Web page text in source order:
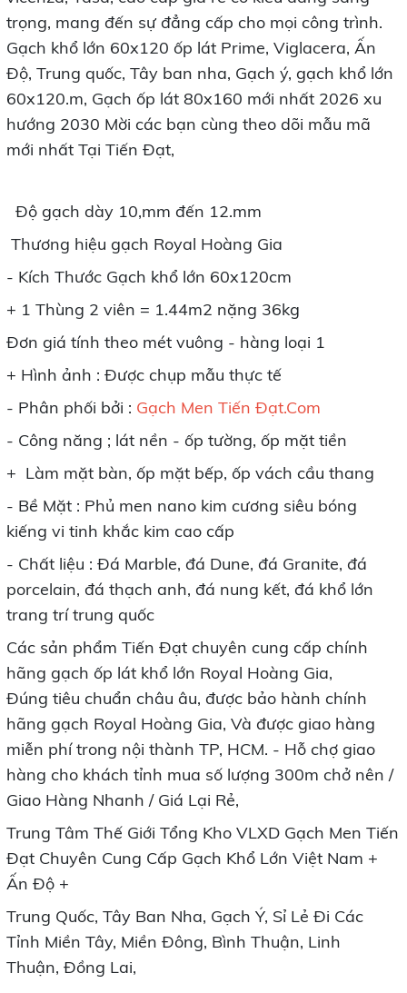
trọng, mang đến sự đẳng cấp cho mọi công trình.
Gạch khổ lớn 60x120 ốp lát Prime, Viglacera, Ấn
Độ, Trung quốc, Tây ban nha, Gạch ý, gạch khổ lớn
60x120.m, Gạch ốp lát 80x160 mới nhất 2026 xu
hướng 2030 Mời các bạn cùng theo dõi mẫu mã
mới nhất Tại Tiến Đạt,
Độ gạch dày 10,mm đến 12.mm
Thương hiệu gạch Royal Hoàng Gia
- Kích Thước Gạch khổ lớn 60x120cm
+ 1 Thùng 2 viên = 1.44m2 nặng 36kg
Đơn giá tính theo mét vuông - hàng loại 1
+ Hình ảnh : Được chụp mẫu thực tế
- Phân phối bởi : Gạch Men Tiến Đạt.Com
- Công năng ; lát nền - ốp tường, ốp mặt tiền
+ Làm mặt bàn, ốp mặt bếp, ốp vách cầu thang
- Bề Mặt : Phủ men nano kim cương siêu bóng
kiếng vi tinh khắc kim cao cấp
- Chất liệu : Đá Marble, đá Dune, đá Granite, đá
porcelain, đá thạch anh, đá nung kết, đá khổ lớn
trang trí trung quốc
Các sản phẩm Tiến Đạt chuyên cung cấp chính
hãng gạch ốp lát khổ lớn Royal Hoàng Gia,
Đúng tiêu chuẩn châu âu, được bảo hành chính
hãng gạch Royal Hoàng Gia, Và được giao hàng
miễn phí trong nội thành TP, HCM. - Hỗ chợ giao
hàng cho khách tỉnh mua số lượng 300m chở nên /
Giao Hàng Nhanh / Giá Lại Rẻ,
Trung Tâm Thế Giới Tổng Kho VLXD Gạch Men Tiến
Đạt Chuyên Cung Cấp Gạch Khổ Lớn Việt Nam +
Ấn Độ +
Trung Quốc, Tây Ban Nha, Gạch Ý, Sỉ Lẻ Đi Các
Tỉnh Miền Tây, Miền Đông, Bình Thuận, Linh
Thuận, Đồng Lai,